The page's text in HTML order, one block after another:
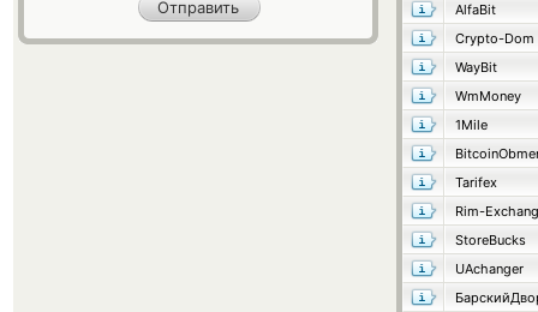
AlfaBit
Crypto-Dom
WayBit
WmMoney
1Mile
Tarifex
Rim-
StoreBucks
UAchanger